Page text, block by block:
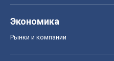
Экономика
Рынки и компании